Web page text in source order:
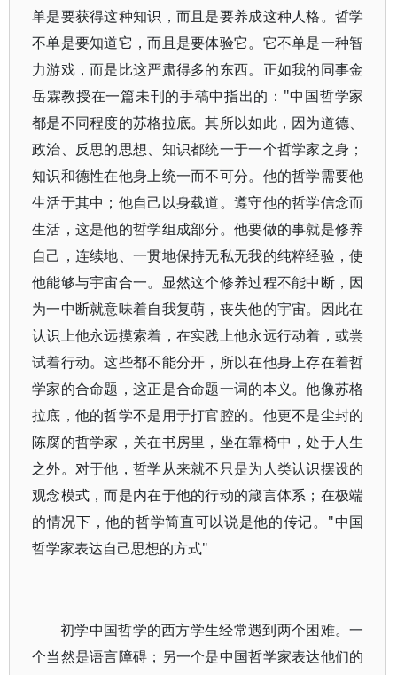
单是要获得这种知识，而且是要养成这种人格。哲学
不单是要知道它，而且是要体验它。它不单是一种智
力游戏，而是比这严肃得多的东西。正如我的同事金
岳霖教授在一篇未刊的手稿中指出的："中国哲学家
都是不同程度的苏格拉底。其所以如此，因为道德、
政治、反思的思想、知识都统一于一个哲学家之身；
知识和德性在他身上统一而不可分。他的哲学需要他
生活于其中；他自己以身载道。遵守他的哲学信念而
生活，这是他的哲学组成部分。他要做的事就是修养
自己，连续地、一贯地保持无私无我的纯粹经验，使
他能够与宇宙合一。显然这个修养过程不能中断，因
为一中断就意味着自我复萌，丧失他的宇宙。因此在
认识上他永远摸索着，在实践上他永远行动着，或尝
试着行动。这些都不能分开，所以在他身上存在着哲
学家的合命题，这正是合命题一词的本义。他像苏格
拉底，他的哲学不是用于打官腔的。他更不是尘封的
陈腐的哲学家，关在书房里，坐在靠椅中，处于人生
之外。对于他，哲学从来就不只是为人类认识摆设的
观念模式，而是内在于他的行动的箴言体系；在极端
的情况下，他的哲学简直可以说是他的传记。"中国
哲学家表达自己思想的方式"
初学中国哲学的西方学生经常遇到两个困难。一
个当然是语言障碍；另一个是中国哲学家表达他们的